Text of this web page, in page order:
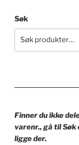
Søk
Finner du ikke
varenr., gå til
ligge der.